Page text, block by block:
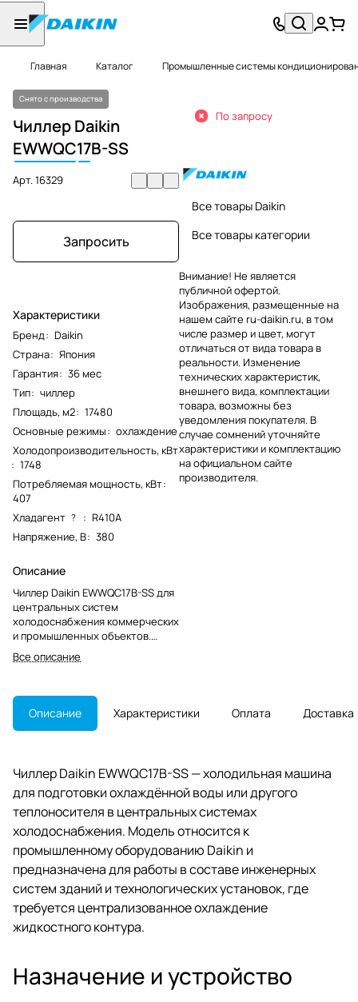
Главная Каталог Промышленные системы
Снято с производства
Чиллер Daikin
EWWQC17B-SS
Арт.16329
Запросить
Характеристики
Бренд: Daikin
Страна: Япония
Гарантия: 36 мес
Тип: чиллер
Площадь, м2: 17480
Основные режимы: охлаждение
Холодопроизводительность, кВт
: 1748
Потребляемая мощность, кВт:
407
Хладагент ? : R410A
Напряжение, В: 380
Описание
Чиллер Daikin EWWQC17B-SS для
центральных систем
холодоснабжения коммерческих
и промышленных объектов.
Модель предназначена для
охлаждения жидкостного
Все описание
По запросу
Все товары Daikin
Все товары категории
Внимание! Не является
публичной офертой.
Изображения, размещенные на
нашем сайте ru-daikin.ru, в том
числе размер и цвет, могут
отличаться от вида товара в
реальности. Изменение
технических характеристик,
внешнего вида, комплектации
товара, возможны без
уведомления покупателя. В
случае сомнений уточняйте
характеристики и комплектацию
на официальном сайте
производителя.
Описание Характеристики Оплата Доставка
Чиллер Daikin EWWQC17B-SS — холодильная машина
для подготовки охлаждённой воды или другого
теплоносителя в центральных системах
холодоснабжения. Модель относится к
промышленному оборудованию Daikin и
предназначена для работы в составе инженерных
систем зданий и технологических установок, где
требуется централизованное охлаждение
жидкостного контура.
Назначение и устройство